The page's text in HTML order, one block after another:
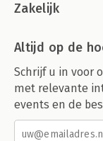
Zakelijk
Altijd op de
Schrijf u in voor
met relevante
events en de